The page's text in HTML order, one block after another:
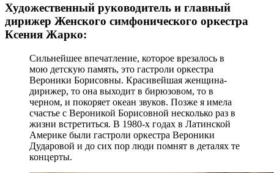
Художественный руководитель и главный
дирижер Женского симфонического оркестра
Ксения Жарко:
Сильнейшее впечатление, которое врезалось в
мою детскую память, это гастроли оркестра
Вероники Борисовны. Красивейшая женщина-
дирижер, то она выходит в бирюзовом, то в
черном, и покоряет океан звуков. Позже я имела
счастье с Вероникой Борисовной несколько раз в
жизни встретиться. В 1980-х годах в Латинской
Америке были гастроли оркестра Вероники
Дударовой и до сих пор люди помнят в деталях те
концерты.